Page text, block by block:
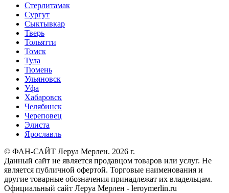
Стерлитамак
Сургут
Сыктывкар
Тверь
Тольятти
Томск
Тула
Тюмень
Ульяновск
Уфа
Хабаровск
Челябинск
Череповец
Элиста
Ярославль
© ФАН-САЙТ Леруа Мерлен. 2026 г.
Данный сайт не является продавцом товаров или услуг. Не
является публичной офертой. Торговые наименования и
другие товарные обозначения принадлежат их владельцам.
Официальный сайт Леруа Мерлен - leroymerlin.ru